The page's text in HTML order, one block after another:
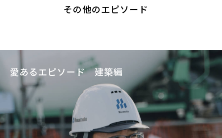
その他のエピソード
愛あるエピソード 建築編